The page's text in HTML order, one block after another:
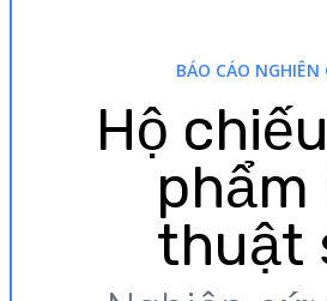
BÁO CÁO NGHIÊN
Hộ
phẩm
thuật